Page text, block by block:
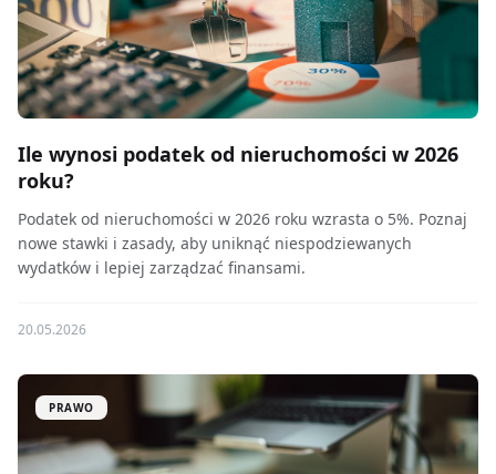
Ile wynosi podatek od nieruchomości w 2026
roku?
Podatek od nieruchomości w 2026 roku wzrasta o 5%. Poznaj
nowe stawki i zasady, aby uniknąć niespodziewanych
wydatków i lepiej zarządzać finansami.
20.05.2026
PRAWO